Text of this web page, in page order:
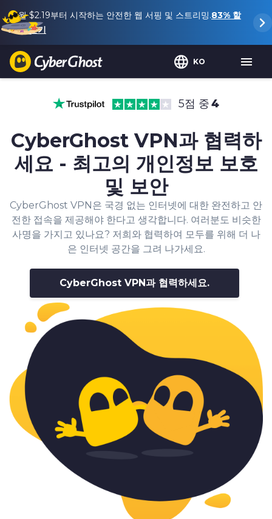
월$2.19부터 시작하는 안전한 웹 서핑 및 스트리밍.83% 할
인 받기
KO
4
5점 중
CyberGhost VPN과 협력하
세요 - 최고의 개인정보 보호
및 보안
CyberGhost VPN은 국경 없는 인터넷에 대한 완전하고 안
전한 접속을 제공해야 한다고 생각합니다. 여러분도 비슷한
사명을 가지고 있나요? 저희와 협력하여 모두를 위해 더 나
은 인터넷 공간을 그려 나가세요.
CyberGhost VPN과 협력하세요.